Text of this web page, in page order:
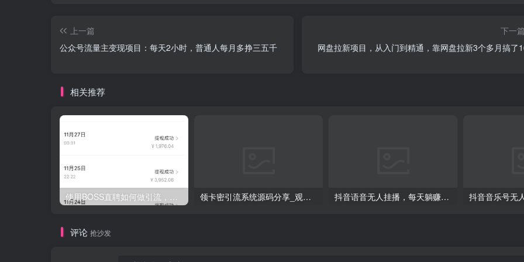
上一篇
公众号流量主变现项目：每天2小时，普通人每月多挣三五千
下一篇
网盘拉新项目，从入门到精通，靠网盘拉新3个多月搞了
相关推荐
领卡密引流系统源码分享_观看激励视频广告点赞得双倍好处 抖音语音无人挂播，每天躺赚1000+，新老号0粉可播，简单好操作
评论 抢沙发